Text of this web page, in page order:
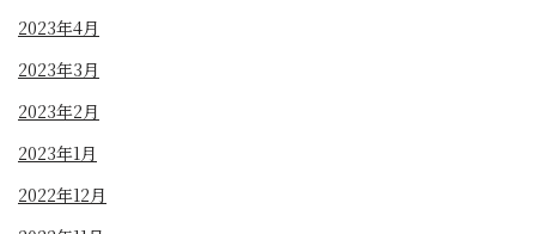
2023年4月
2023年3月
2023年2月
2023年1月
2022年12月